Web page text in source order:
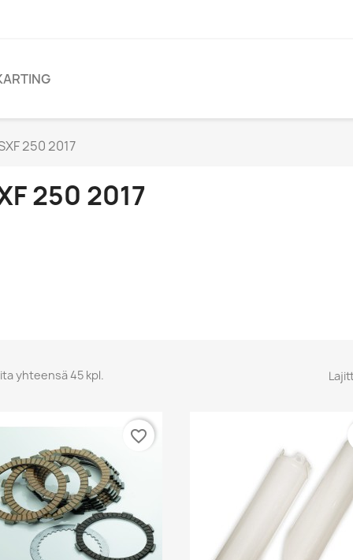
250 2017
250 2017
yhteensä 45 kpl.
favorite_border